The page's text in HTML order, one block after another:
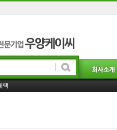
택
리뉴얼! 더욱 더 좋은 서비스를 제공하겠습니